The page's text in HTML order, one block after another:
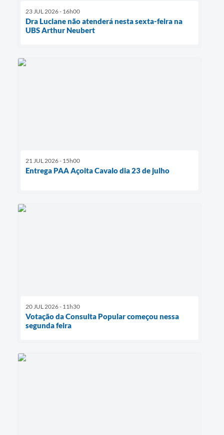
23 JUL 2026 - 16h00
Dra Luciane não atenderá nesta sexta-feira na
UBS Arthur Neubert
21 JUL 2026 - 15h00
Entrega PAA Açoita Cavalo dia 23 de julho
20 JUL 2026 - 11h30
Votação da Consulta Popular começou nessa
segunda feira